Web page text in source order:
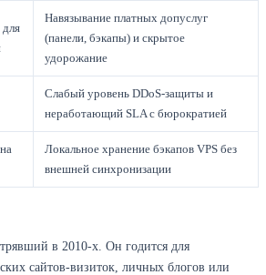
Навязывание платных допуслуг
(панели, бэкапы) и скрытое
удорожание
Слабый уровень DDoS-защиты и
неработающий SLA с бюрократией
Локальное хранение бэкапов VPS без
внешней синхронизации
в 2010-х. Он годится для
сайтов-визиток, личных блогов или